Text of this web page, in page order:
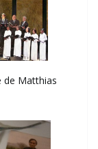
de Matthias